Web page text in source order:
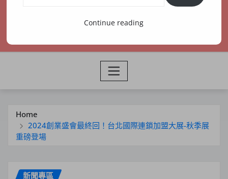
Home
2024創業盛會最終回！台北國際連鎖加盟大展-秋季展
重磅登場
新聞專區
Continue reading